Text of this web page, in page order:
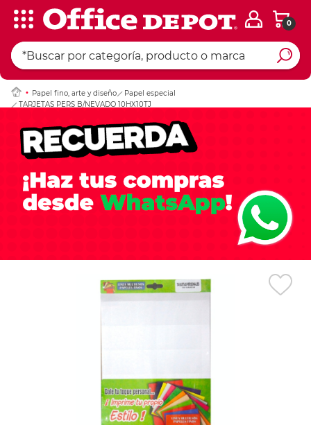
0
Papel fino, arte y diseño
Papel especial
TARJETAS PERS B/NEVADO 10HX10TJ
Ingresar Codigo